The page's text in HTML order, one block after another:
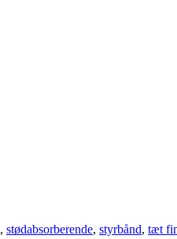
, stødabsorberende, styrbånd, tæt